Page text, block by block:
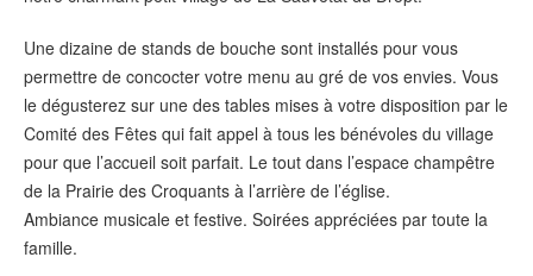
Une dizaine de stands de bouche sont installés pour vous
permettre de concocter votre menu au gré de vos envies. Vous
le dégusterez sur une des tables mises à votre disposition par le
Comité des Fêtes qui fait appel à tous les bénévoles du village
pour que l’accueil soit parfait. Le tout dans l’espace champêtre
de la Prairie des Croquants à l’arrière de l’église.
Ambiance musicale et festive. Soirées appréciées par toute la
famille.